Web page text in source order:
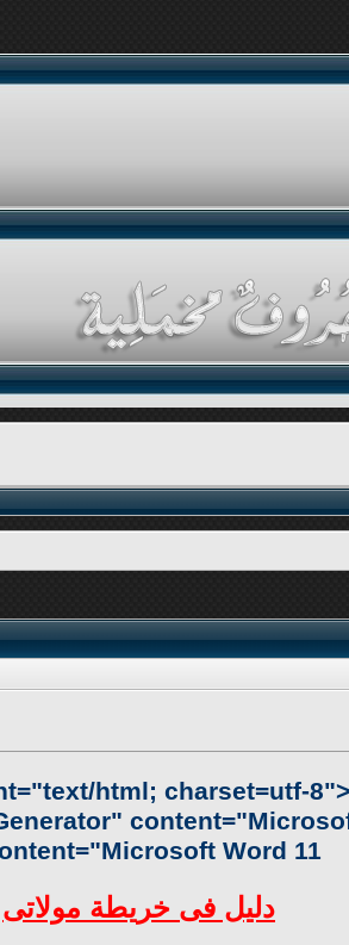
html; charset=utf-
Word 11">
دليل فى خريطة مولاتى